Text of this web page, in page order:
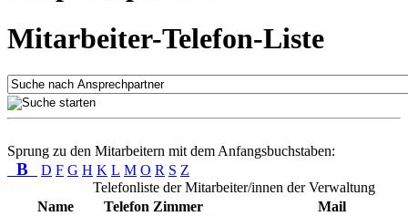
Mitarbeiter-Telefon-Liste
Sprung zu den Mitarbeitern mit dem Anfangsbuchstaben:
B D F G H K L M O R S Z
Telefonliste der Mitarbeiter/innen der Verwaltung
Name
Telefon Zimmer
Mail